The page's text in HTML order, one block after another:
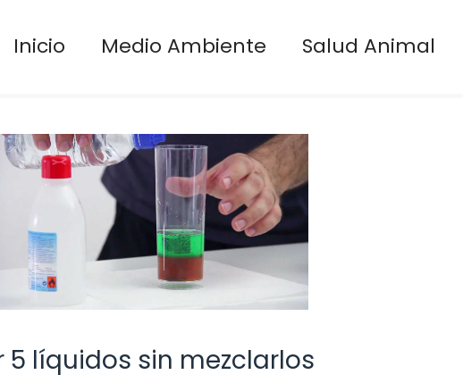
Inicio Medio Ambiente Salud Animal
líquidos sin mezclarlos